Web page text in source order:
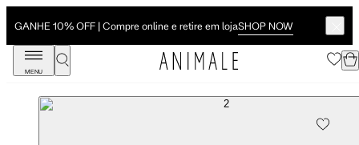
GANHE 10% OFF | Compre online e retire em lojaSHOP NOW
MENU